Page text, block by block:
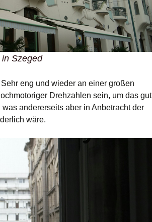
Szeged
eng und wieder an einer großen
Drehzahlen sein, um das gut
andererseits aber in Anbetracht der
wäre.